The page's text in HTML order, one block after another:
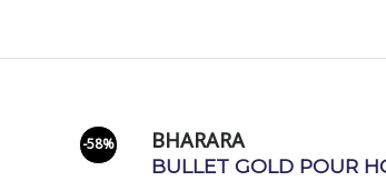
-58% BHARARA
BULLET GOLD POUR